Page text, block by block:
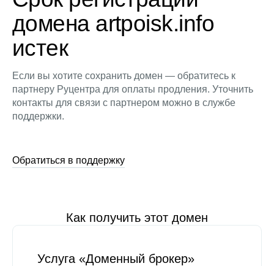
домена artpoisk.info
истек
Если вы хотите сохранить домен — обратитесь к
партнеру Руцентра для оплаты продления. Уточнить
контакты для связи с партнером можно в службе
поддержки.
Обратиться в поддержку
Как получить этот домен
Услуга «Доменный брокер»